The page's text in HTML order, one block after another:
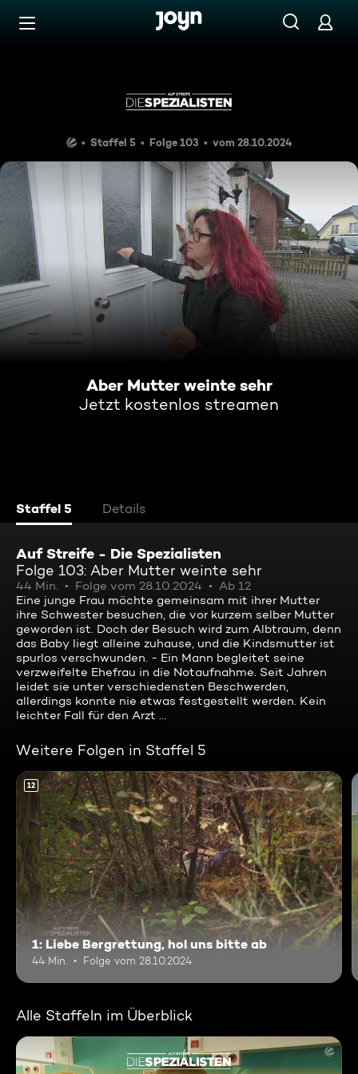
Zum Inhalt springen
Staffel 5 Folge 103 vom 28.10.2024
Aber Mutter weinte sehr
Jetzt kostenlos streamen
Staffel 5 Details
Auf Streife - Die Spezialisten
Folge 103: Aber Mutter weinte sehr
44 Min. Folge vom 28.10.2024
Ab 12
Eine junge Frau möchte gemeinsam mit ihrer Mutter
ihre Schwester besuchen, die vor kurzem selber Mutter
geworden ist. Doch der Besuch wird zum Albtraum, denn
das Baby liegt alleine zuhause, und die Kindsmutter ist
spurlos verschwunden. - Ein Mann begleitet seine
verzweifelte Ehefrau in die Notaufnahme. Seit Jahren
leidet sie unter verschiedensten Beschwerden,
allerdings konnte nie etwas festgestellt werden. Kein
leichter Fall für den Arzt ...
Weitere Folgen in Staffel 5
12
1: Liebe Bergrettung, hol uns bitte ab
44 Min. Folge vom 28.10.2024
Alle Staffeln im Überblick